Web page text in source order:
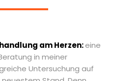
am Herzen:eine
in meiner
Untersuchung auf